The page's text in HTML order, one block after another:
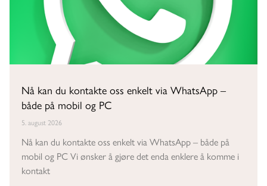
Nå kan du kontakte oss enkelt via WhatsApp –
både på mobil og PC
5. august 2026
Nå kan du kontakte oss enkelt via WhatsApp – både på
mobil og PC Vi ønsker å gjøre det enda enklere å komme i
kontakt